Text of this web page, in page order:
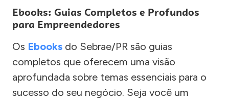
Ebooks: Guias Completos e Profundos
para Empreendedores
Os Ebooks do Sebrae/PR são guias
completos que oferecem uma visão
aprofundada sobre temas essenciais para o
sucesso do seu negócio. Seja você um